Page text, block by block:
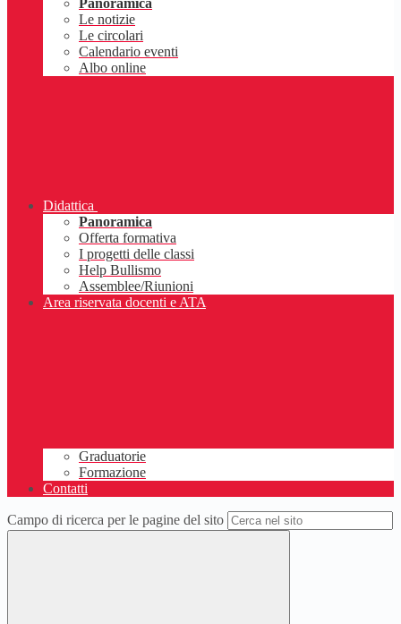
Panoramica
Le notizie
Le circolari
Calendario eventi
Albo online
Didattica
Panoramica
Offerta formativa
I progetti delle classi
Help Bullismo
Assemblee/Riunioni
Area riservata docenti e ATA
Graduatorie
Formazione
Contatti
Campo di ricerca per le pagine del sito